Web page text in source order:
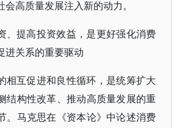
高质量发展注入新的动力。
、提高投资效益，是更好强化消费
进关系的重要驱动
相互促进和良性循环，是统筹扩大
结构性改革、推动高质量发展的重
。马克思在《资本论》中论述消费